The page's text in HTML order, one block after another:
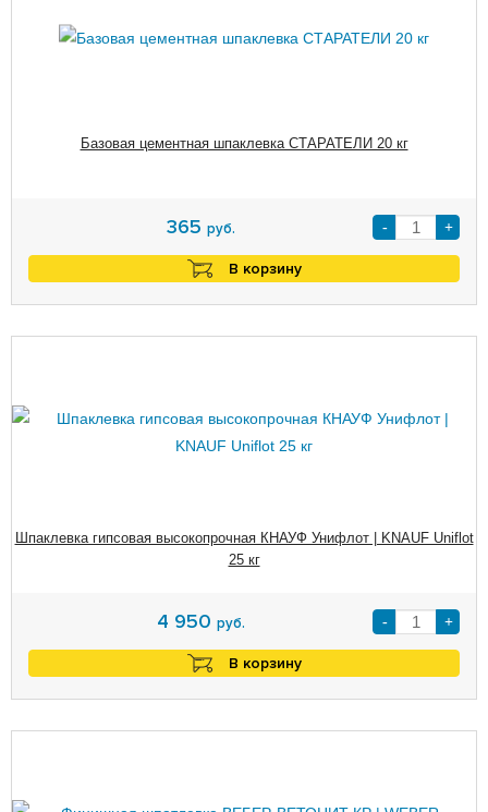
Базовая цементная шпаклевка СТАРАТЕЛИ 20 кг
- +
365 руб.
В корзину
Шпаклевка гипсовая высокопрочная КНАУФ Унифлот | KNAUF Uniflot
25 кг
- +
4 950 руб.
В корзину